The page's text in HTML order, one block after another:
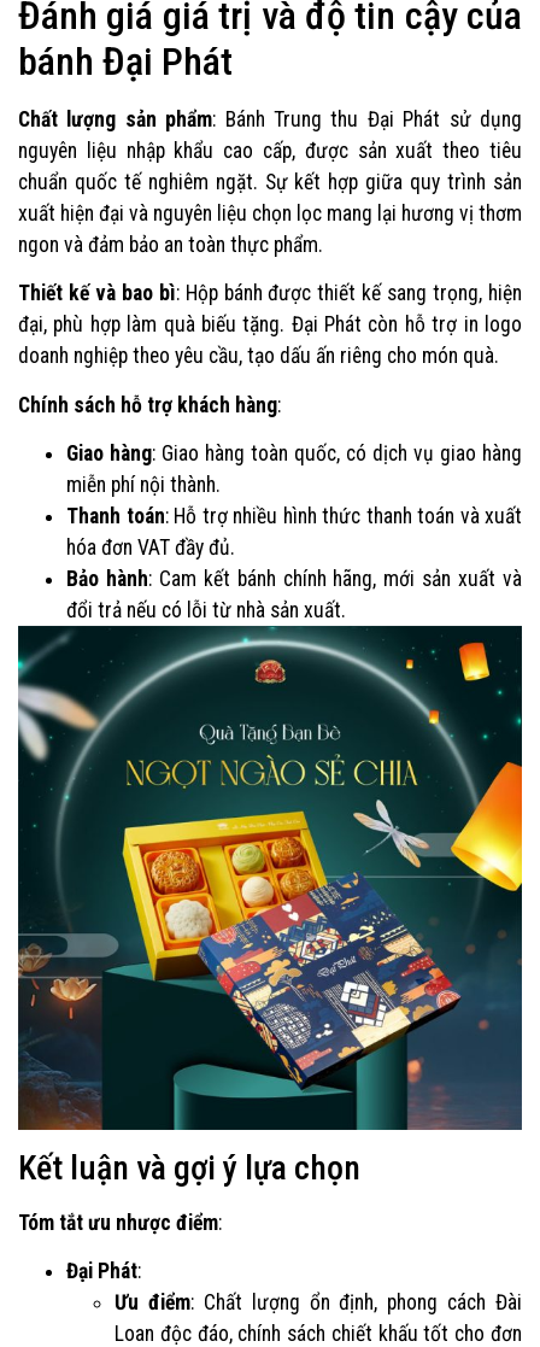
Đánh giá giá trị và độ tin cậy của
bánh Đại Phát
Chất lượng sản phẩm: Bánh Trung thu Đại Phát sử dụng
nguyên liệu nhập khẩu cao cấp, được sản xuất theo tiêu
chuẩn quốc tế nghiêm ngặt. Sự kết hợp giữa quy trình sản
xuất hiện đại và nguyên liệu chọn lọc mang lại hương vị thơm
ngon và đảm bảo an toàn thực phẩm.
Thiết kế và bao bì: Hộp bánh được thiết kế sang trọng, hiện
đại, phù hợp làm quà biếu tặng. Đại Phát còn hỗ trợ in logo
doanh nghiệp theo yêu cầu, tạo dấu ấn riêng cho món quà.
Chính sách hỗ trợ khách hàng:
Giao hàng: Giao hàng toàn quốc, có dịch vụ giao hàng
miễn phí nội thành.
Thanh toán: Hỗ trợ nhiều hình thức thanh toán và xuất
hóa đơn VAT đầy đủ.
Bảo hành: Cam kết bánh chính hãng, mới sản xuất và
đổi trả nếu có lỗi từ nhà sản xuất.
Kết luận và gợi ý lựa chọn
Tóm tắt ưu nhược điểm:
Đại Phát:
Ưu điểm: Chất lượng ổn định, phong cách Đài
Loan độc đáo, chính sách chiết khấu tốt cho đơn